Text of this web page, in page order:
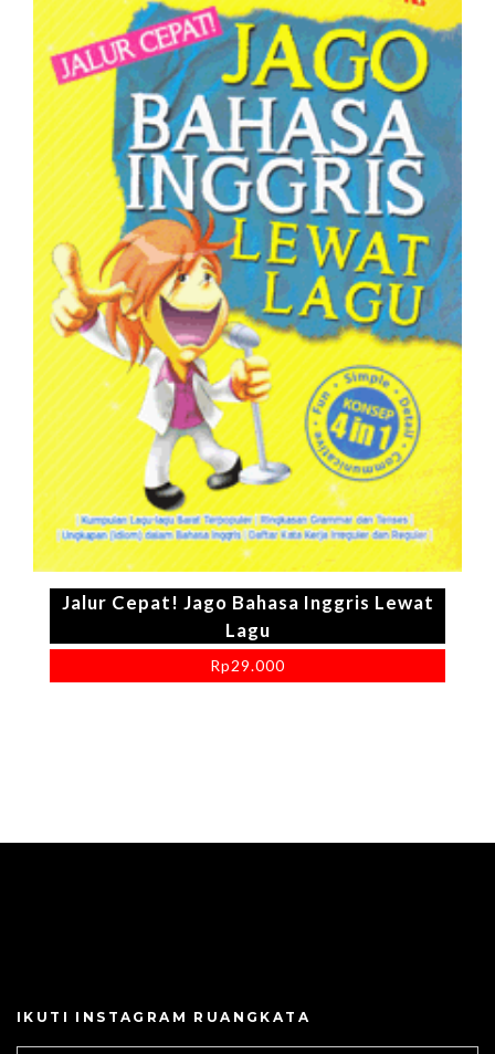
Jalur Cepat! Jago Bahasa Inggris Lewat
Lagu
Rp29.000
IKUTI INSTAGRAM RUANGKATA